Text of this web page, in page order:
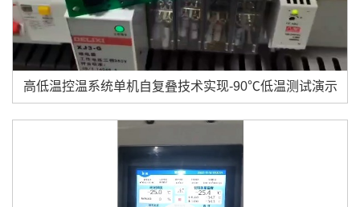
高低温控温系统单机自复叠技术实现-90℃低温测试演示